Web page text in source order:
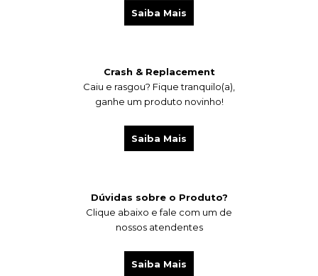
Saiba Mais
Crash & Replacement
Caiu e rasgou? Fique tranquilo(a),
ganhe um produto novinho!
Saiba Mais
Dúvidas sobre o Produto?
Clique abaixo e fale com um de
nossos atendentes
Saiba Mais